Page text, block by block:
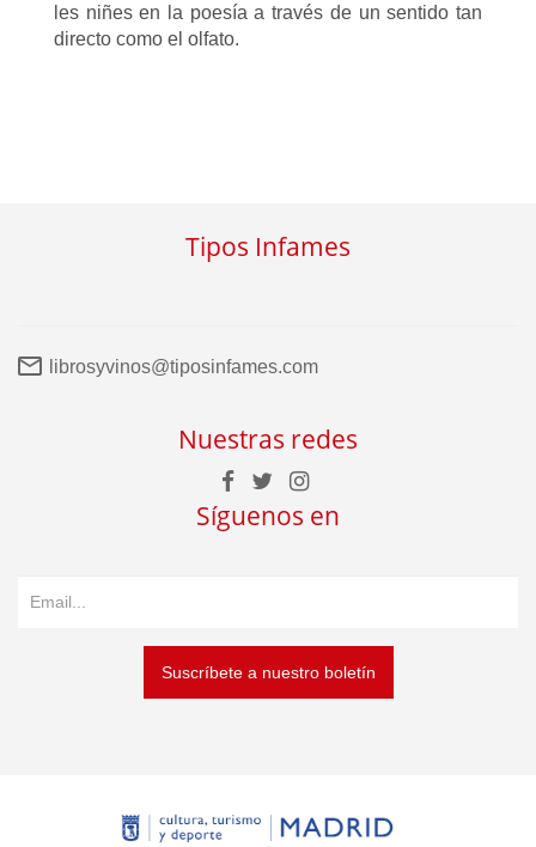
les niñes en la poesía a través de un sentido tan
directo como el olfato.
Tipos Infames
librosyvinos@tiposinfames.com
Nuestras redes
Síguenos en
Suscríbete a nuestro boletín